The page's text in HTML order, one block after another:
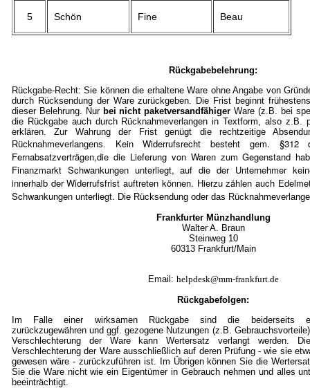
5 Schön Fine Beau
Rückgabebelehrung:
Rückgabe-Recht: Sie können die erhaltene Ware ohne Angabe von
durch Rücksendung der Ware zurückgeben. Die Frist beginnt
dieser Belehrung. Nur bei nicht paketversandfähiger Ware (z.B. bei
die Rückgabe auch durch Rücknahmeverlangen in Textform, also z.B.
erklären. Zur Wahrung der Frist genügt die rechtzeitige
Rücknahmeverlangens. Kein Widerrufsrecht besteht gem.
Fernabsatzverträgen,die die Lieferung von Waren zum Gegenstand
Finanzmarkt Schwankungen unterliegt, auf die der Unternehmer
innerhalb der Widerrufsfrist auftreten können. Hierzu zählen auch
Schwankungen unterliegt. Die Rücksendung oder das
Frankfurter Münzhandlung
Walter A. Braun
Steinweg 10
60313 Frankfurt/Main
Email: helpdesk@mm-frankfurt.de
Rückgabefolgen:
Im Falle einer wirksamen Rückgabe sind die beiderseits
zurückzugewähren und ggf. gezogene Nutzungen (z.B.
Verschlechterung der Ware kann Wertersatz verlangt werden.
Verschlechterung der Ware ausschließlich auf deren Prüfung - wie sie
gewesen wäre - zurückzuführen ist. Im Übrigen können Sie die
Sie die Ware nicht wie ein Eigentümer in Gebrauch nehmen und alles
beeinträchtigt.